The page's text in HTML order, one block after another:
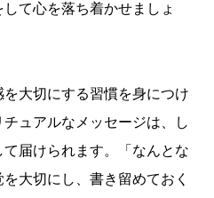
て心を落ち着かせましょ
大切にする習慣を身につけ
ュアルなメッセージは、し
届けられます。「なんとな
大切にし、書き留めておく